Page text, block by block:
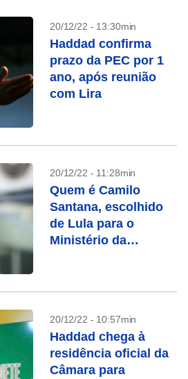
20/12/22 - 13:30min
Haddad confirma
prazo da PEC por 1
ano, após reunião
com Lira
20/12/22 - 11:28min
Quem é Camilo
Santana, escolhido
de Lula para o
Ministério da
20/12/22 - 10:57min
Haddad chega à
residência oficial da
Câmara para